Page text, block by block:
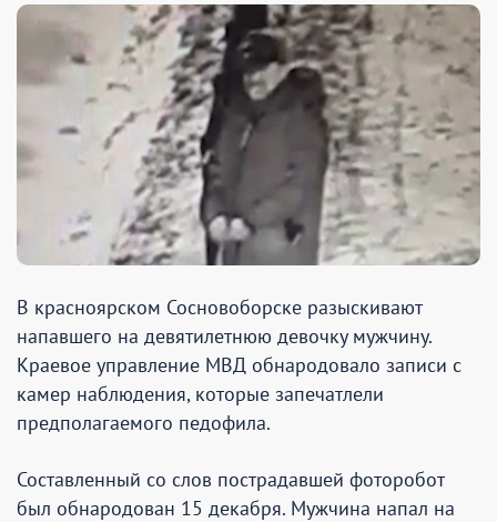
В красноярском Сосновоборске разыскивают
напавшего на девятилетнюю девочку мужчину.
Краевое управление МВД обнародовало записи с
камер наблюдения, которые запечатлели
предполагаемого педофила.
Составленный со слов пострадавшей фоторобот
был обнародован 15 декабря. Мужчина напал на